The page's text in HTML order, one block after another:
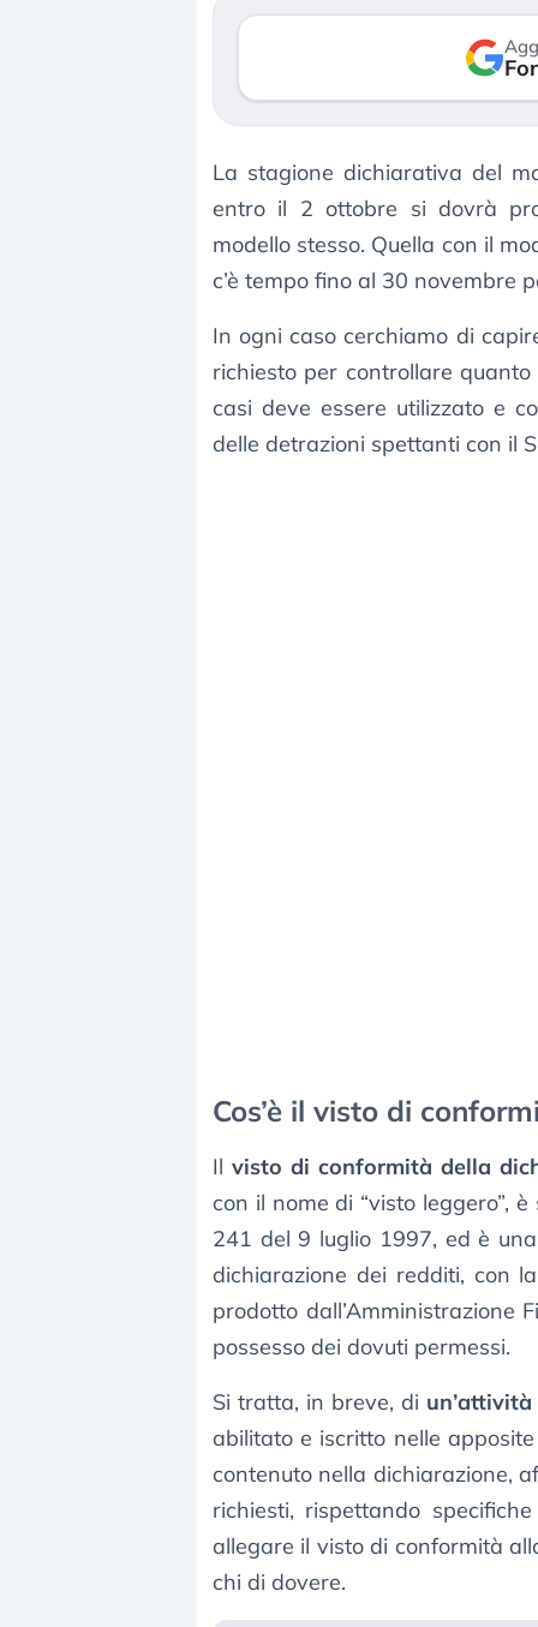
La stagione dichiarativa del
entro il 2 ottobre si dovrà
modello stesso. Quella con il
c’è tempo fino al 30 novembre
In ogni caso cerchiamo di
richiesto per controllare
casi deve essere utilizzato e
delle detrazioni spettanti con il
Cos’è il visto di
Ilvisto di conformità della
con il nome di “visto leggero”,
241 del 9 luglio 1997, ed è
dichiarazione dei redditi, con
prodotto dall’Amministrazione
possesso dei dovuti permessi.
Si tratta, in breve, di
abilitato e iscritto nelle
contenuto nella dichiarazione,
richiesti, rispettando
allegare il visto di conformità
chi di dovere.